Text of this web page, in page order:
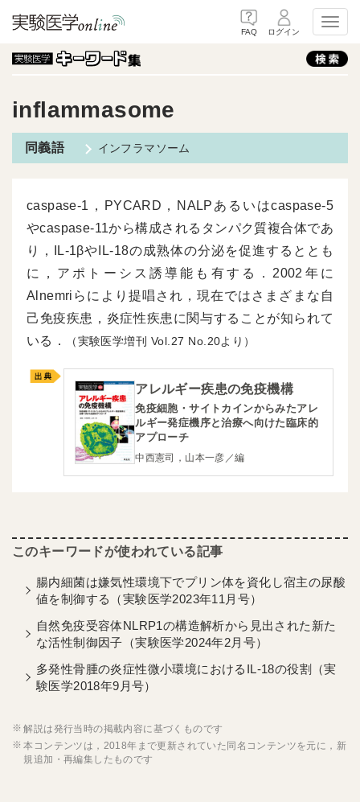
FAQ ログイン
inflammasome
インフラマソーム
caspase-1，PYCARD，NALPあるいはcaspase-5
やcaspase-11から構成されるタンパク質複合体であ
り，IL-1βやIL-18の成熟体の分泌を促進するととも
に，アポトーシス誘導能も有する．2002年に
Alnemriらにより提唱され，現在ではさまざまな自
己免疫疾患，炎症性疾患に関与することが知られて
いる．
（実験医学増刊 27 20より）
アレルギー疾患の免疫機構
免疫細胞・サイトカインからみたアレ
ルギー発症機序と治療へ向けた臨床的
アプローチ
中西憲司，山本一彦／編
腸内細菌は嫌気性環境下でプリン体を資化し宿主の尿酸
値を制御する（実験医学2023年11月号）
自然免疫受容体NLRP1の構造解析から見出された新た
な活性制御因子（実験医学2024年2月号）
多発性骨腫の炎症性微小環境におけるIL-18の役割（実
験医学2018年9月号）
解説は発行当時の掲載内容に基づくものです
本コンテンツは，2018年まで更新されていた同名コンテンツを元に，新
規追加・再編集したものです